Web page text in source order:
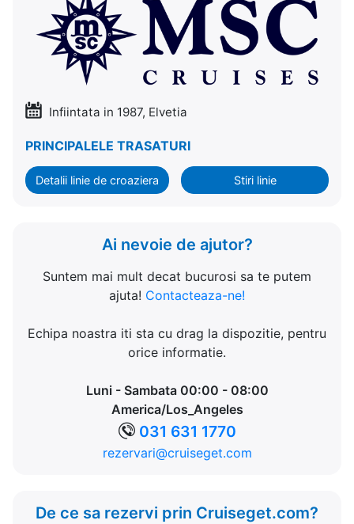
Infiintata in 1987, Elvetia
PRINCIPALELE TRASATURI
Detalii linie de croaziera Stiri linie
Ai nevoie de ajutor?
Suntem mai mult decat bucurosi sa te putem
ajuta! Contacteaza-ne!
Echipa noastra iti sta cu drag la dispozitie, pentru
orice informatie.
Luni - Sambata 00:00 - 08:00
America/Los_Angeles
031 631 1770
rezervari@cruiseget.com
De ce sa rezervi prin Cruiseget.com?